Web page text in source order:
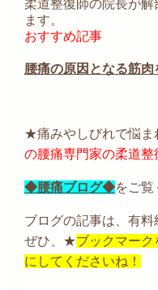
柔道整復師の院長が
ます。
おすすめ記事
腰痛の原因となる筋肉
★痛みやしびれで悩ま
の腰痛専門家の柔道整
◆腰痛ブログ◆をご覧
ブログの記事は、有料
ぜひ、★ブックマーク
にしてくださいね！